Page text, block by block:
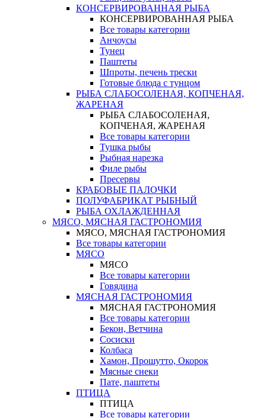
КОНСЕРВИРОВАННАЯ РЫБА
КОНСЕРВИРОВАННАЯ РЫБА
Все товары категории
Анчоусы
Тунец
Паштеты
Шпроты, печень трески
Готовые блюда с тунцом
РЫБА СЛАБОСОЛЕНАЯ, КОПЧЕНАЯ,
ЖАРЕНАЯ
РЫБА СЛАБОСОЛЕНАЯ,
КОПЧЕНАЯ, ЖАРЕНАЯ
Все товары категории
Тушка рыбы
Рыбная нарезка
Филе рыбы
Пресервы
КРАБОВЫЕ ПАЛОЧКИ
ПОЛУФАБРИКАТ РЫБНЫЙ
РЫБА ОХЛАЖДЕННАЯ
МЯСО, МЯСНАЯ ГАСТРОНОМИЯ
МЯСО, МЯСНАЯ ГАСТРОНОМИЯ
Все товары категории
МЯСО
МЯСО
Все товары категории
Говядина
МЯСНАЯ ГАСТРОНОМИЯ
МЯСНАЯ ГАСТРОНОМИЯ
Все товары категории
Бекон, Ветчина
Сосиски
Колбаса
Хамон, Прошутто, Окорок
Мясные снеки
Пате, паштеты
ПТИЦА
ПТИЦА
Все товары категории